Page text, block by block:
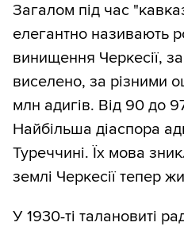
Загалом під час
елегантно називають
винищення Черкесії,
виселено, за різними
млн адигів. Від 90 до
Найбільша діаспора
Туреччині. Їх мова
землі Черкесії тепер
У 1930-ті талановиті